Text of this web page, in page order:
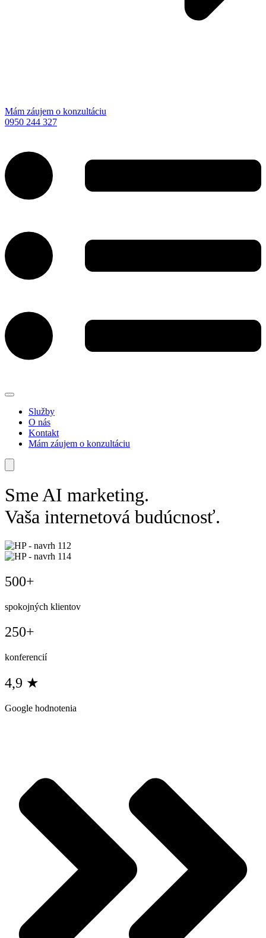
Mám záujem o konzultáciu
0950 244 327
Služby
O nás
Kontakt
Mám záujem o konzultáciu
Sme AI marketing.
Vaša internetová budúcnosť.
500+
spokojných klientov
250+
konferencií
4,9 ★
Google hodnotenia